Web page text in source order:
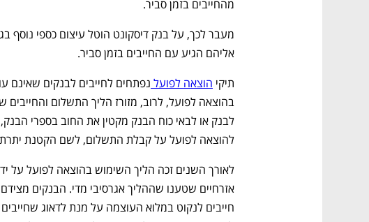
מהחייבים בזמן סביר.
אליהם הגיע עם החייבים בזמן סביר.
תיקי הוצאה לפועל
להוצאה לפועל על קבלת התשלום, לשם הקטנת